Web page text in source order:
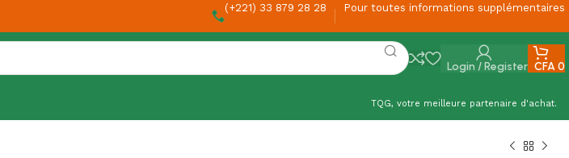
(+221) 33 879 28 28 Pour toutes informations supplémentaires
Login / Register CFA0
TQG, votre meilleure partenaire d'achat.